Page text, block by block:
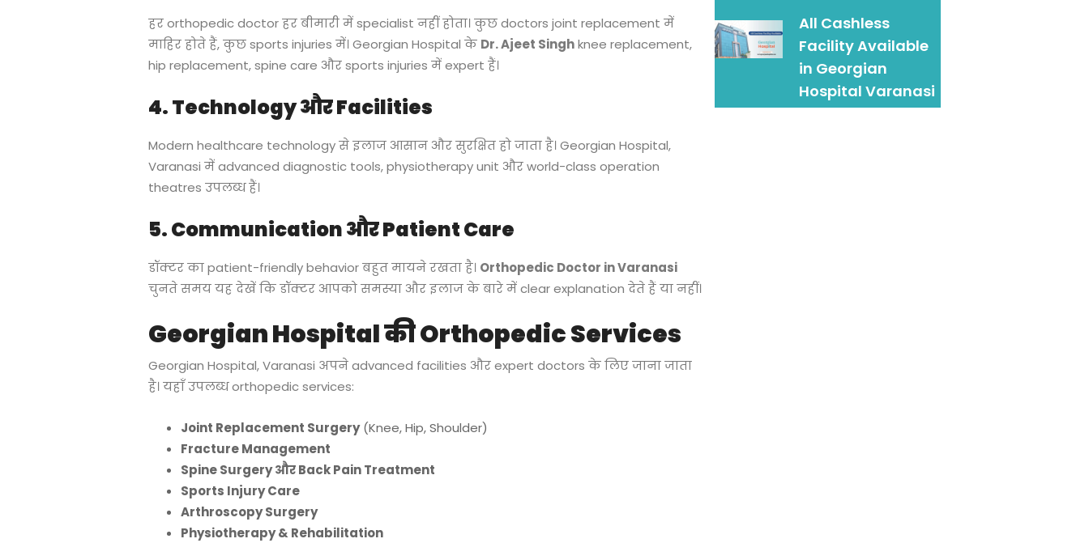
हर orthopedic doctor हर बीमारी में specialist नहीं होता। कुछ doctors joint replacement में
माहिर होते हैं, कुछ sports injuries में। Georgian Hospital के Dr. Ajeet Singhknee replacement,
hip replacement, spine care और sports injuries में expert हैं।
4. Technology और Facilities
Modern healthcare technology से इलाज आसान और सुरक्षित हो जाता है। Georgian Hospital,
Varanasi में advanced diagnostic tools, physiotherapy unit और world-class operation
theatres उपलब्ध हैं।
5. Communication और Patient Care
डॉक्टर का patient-friendly behavior बहुत मायने रखता है। Orthopedic Doctor in Varanasi
चुनते समय यह देखें कि डॉक्टर आपको समस्या और इलाज के बारे में clear explanation देते हैं या नहीं।
Georgian Hospital की Orthopedic Services
Georgian Hospital, Varanasi अपने advanced facilities और expert doctors के लिए जाना जाता
है। यहाँ उपलब्ध orthopedic services:
Joint Replacement Surgery(Knee, Hip, Shoulder)
Fracture Management
Spine Surgery और Back Pain Treatment
Sports Injury Care
Arthroscopy Surgery
Physiotherapy & Rehabilitation
All Cashless
Facility Available
in Georgian
Hospital Varanasi